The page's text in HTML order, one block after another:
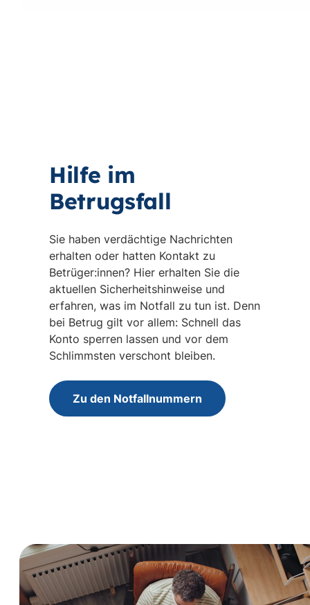
Hilfe im
Betrugsfall
Sie haben verdächtige Nachrichten
erhalten oder hatten Kontakt zu
Betrüger:innen? Hier erhalten Sie die
aktuellen Sicherheitshinweise und
erfahren, was im Notfall zu tun ist. Denn
bei Betrug gilt vor allem: Schnell das
Konto sperren lassen und vor dem
Schlimmsten verschont bleiben.
Zu den Notfallnummern